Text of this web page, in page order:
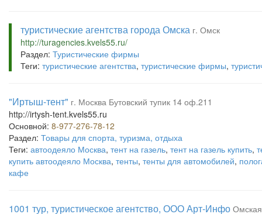
туристические агентства города Омска г. Омск
http://turagencies.kvels55.ru/
Раздел: Туристические фирмы
Теги: туристические агентства, туристические фирмы,
"Иртыш-тент" г. Москва Бутовский тупик 14 оф.211
http://irtysh-tent.kvels55.ru
Основной: 8-977-276-78-12
Раздел: Товары для спорта, туризма, отдыха
Теги: автоодеяло Москва, тент на газель, тент на газель купить,
купить автоодеяло Москва, тенты, тенты для автомобилей,
кафе
1001 тур, туристическое агентство, ООО Арт-Инфо